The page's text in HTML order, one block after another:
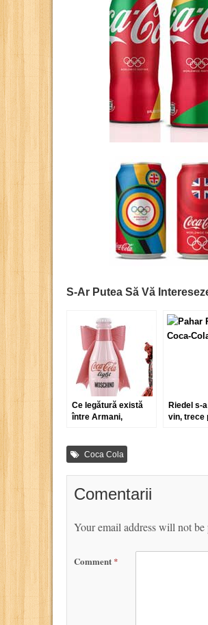
S-Ar Putea Să Vă
Ce legătură există
între Armani,
Riedel s-
vin, trece
Coca Cola
Comentarii
Your email address will not be
Comment *